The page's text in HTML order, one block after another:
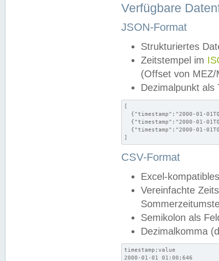
Verfügbare
JSON-Format
Strukturiertes
Zeitstempel im
(Offset von MEZ/
Dezimalpunkt als
[
{"timestamp":"2000-01-
{"timestamp":"2000-01-
{"timestamp":"2000-01-
]
CSV-Format
Excel-
Vereinfachte
Semikolon als
Dezimalkomma
timestamp;value
2000-01-01 01:00;646